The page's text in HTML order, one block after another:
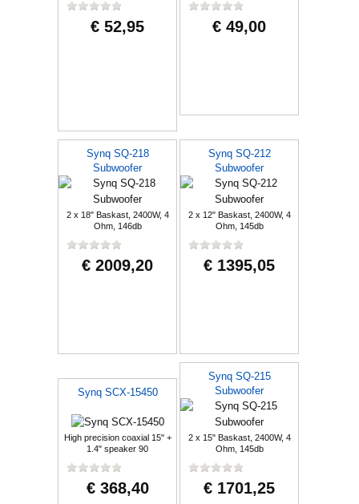
€ 52,95 € 49,00
Synq SQ-218
Subwoofer
2 x 18" Baskast, 2400W, 4
Ohm, 146db
€ 2009,20
Synq SQ-212
Subwoofer
2 x 12" Baskast, 2400W, 4
Ohm, 145db
€ 1395,05
Synq SCX-15450
High precision coaxial 15" +
1.4" speaker 90
€ 368,40
Synq SQ-215
Subwoofer
2 x 15" Baskast, 2400W, 4
Ohm, 145db
€ 1701,25